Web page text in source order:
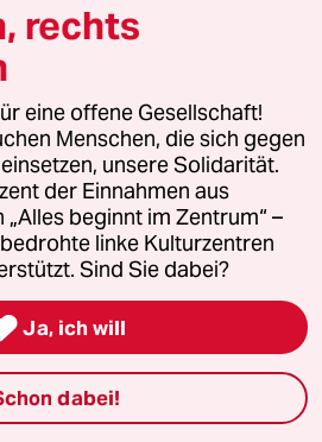
rechts
eine offene Gesellschaft!
Menschen, die sich gegen
unsere Solidarität.
der Einnahmen aus
beginnt im Zentrum“ –
linke Kulturzentren
Sind Sie dabei?
Ja, ich will
dabei!